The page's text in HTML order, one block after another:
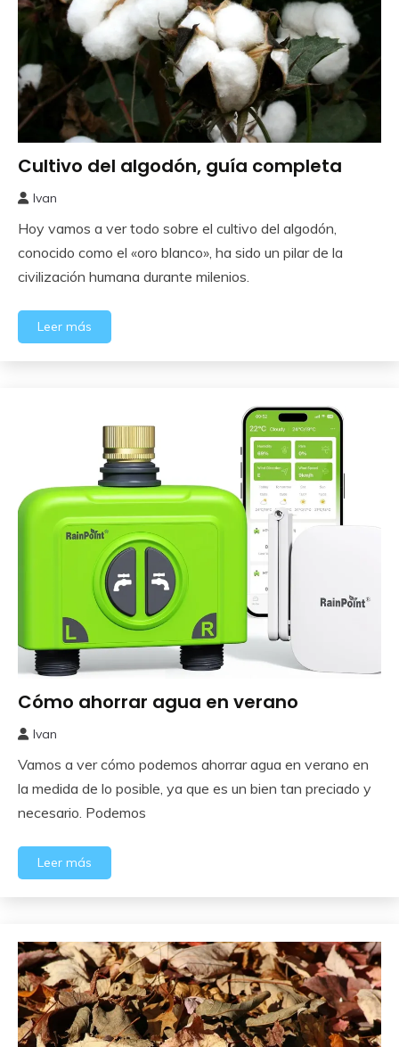
Como
o
Plantar
Cultivo del algodón, guía completa
agosto,
2025
Ivan
Hoy vamos a ver todo sobre el cultivo del algodón,
conocido como el «oro blanco», ha sido un pilar de la
civilización humana durante milenios.
Leer más
Huerto
Cómo ahorrar agua en verano
julio,
2025
Ivan
Vamos a ver cómo podemos ahorrar agua en verano en
la medida de lo posible, ya que es un bien tan preciado y
necesario. Podemos
Leer más